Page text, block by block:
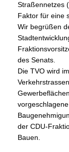
Straßennetzes
Faktor für eine
Wir begrüßen
des Senats.
Die TVO wird
der CDU-
Bauen.